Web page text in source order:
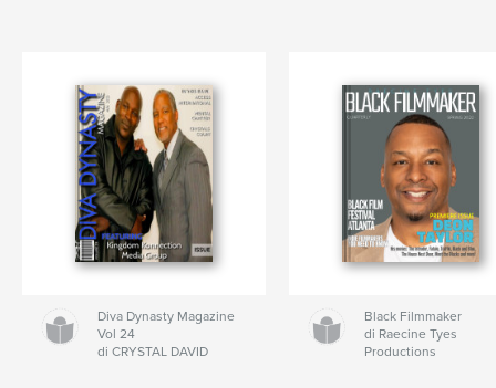
Diva Dynasty Magazine
Vol 24
di CRYSTAL DAVID
Black Filmmaker
di Raecine Tyes
Productions